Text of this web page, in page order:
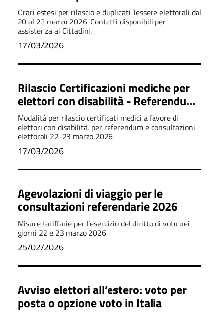
Ufficio elettorale
Orari estesi per rilascio e duplicati Tessere elettorali dal
20 al 23 marzo 2026. Contatti disponibili per
assistenza ai Cittadini.
17/03/2026
Rilascio Certificazioni mediche per
elettori con disabilità - Referendum
22-23 marzo 2026
Modalità per rilascio certificati medici a favore di
elettori con disabilità, per referendum e consultazioni
elettorali 22-23 marzo 2026
17/03/2026
Agevolazioni di viaggio per le
consultazioni referendarie 2026
Misure tariffarie per l’esercizio del diritto di voto nei
giorni 22 e 23 marzo 2026
25/02/2026
Avviso elettori all’estero: voto per
posta o opzione voto in Italia